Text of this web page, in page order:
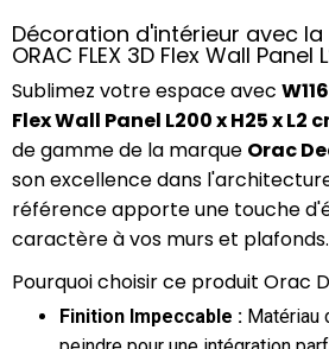
Décoration d'intérieur avec la
ORAC FLEX 3D Flex Wall
Sublimez votre espace avec
Flex Wall Panel L200 x H25 x L2
de gamme de la marque Orac
son excellence dans
référence apporte une touche
caractère à vos murs et plafonds.
Pourquoi choisir ce produit Orac
Finition Impeccable : Matériau